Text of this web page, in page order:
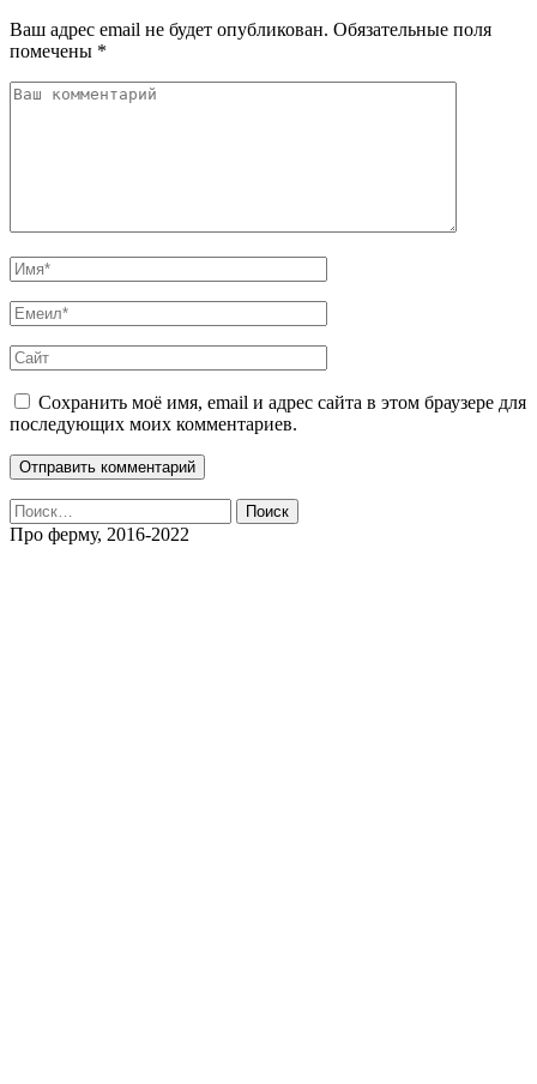
Ваш адрес email не будет опубликован. Обязательные поля
помечены *
Сохранить моё имя, email и адрес сайта в этом браузере для
последующих моих комментариев.
Найти:
Про ферму, 2016-2022